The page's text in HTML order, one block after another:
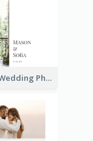
Elegant Wedding Photo Book